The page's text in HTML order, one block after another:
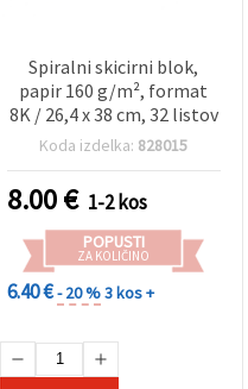
Spiralni skicirni blok,
papir 160 g/m², format
8K / 26,4 x 38 cm, 32 listov
Koda izdelka: 828015
8.00€ 1-2 kos
POPUSTI
ZA KOLIČINO
6.40 €- 20 %3 kos +